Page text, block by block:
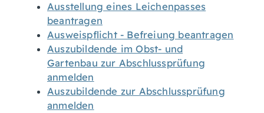
Ausstellung eines Leichenpasses
beantragen
Ausweispflicht - Befreiung beantragen
Auszubildende im Obst- und
Gartenbau zur Abschlussprüfung
anmelden
Auszubildende zur Abschlussprüfung
anmelden